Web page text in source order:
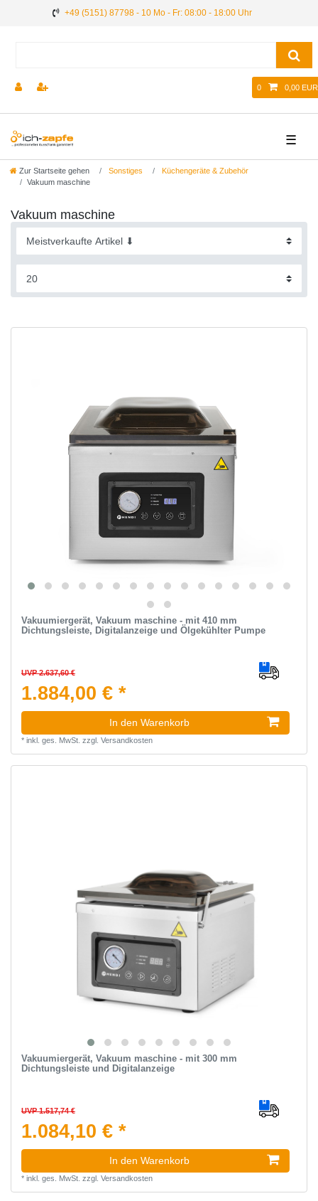
+49 (5151) 87798 - 10 Mo - Fr: 08:00 - 18:00 Uhr
0 0,00 EUR
☰
Zur Startseite gehen Sonstiges
Küchengeräte & Zubehör
Vakuum maschine
Vakuum maschine
Vakuumiergerät, Vakuum maschine - mit 410 mm
Dichtungsleiste, Digitalanzeige und Ölgekühlter Pumpe
UVP 2.637,60 €
1.884,00 € *
In den Warenkorb
* inkl. ges. MwSt. zzgl. Versandkosten
Vakuumiergerät, Vakuum maschine - mit 300 mm
Dichtungsleiste und Digitalanzeige
UVP 1.517,74 €
1.084,10 € *
In den Warenkorb
* inkl. ges. MwSt. zzgl. Versandkosten